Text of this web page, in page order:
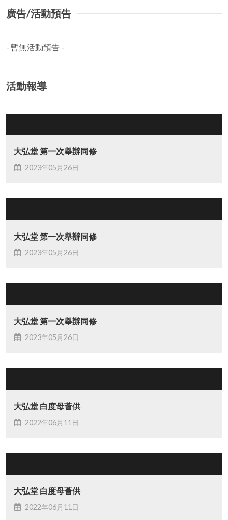
廣告/活動預告
- 暫無活動預告 -
活動報導
大弘堂 第一次舉辦同修
2023年05月26日
大弘堂 第一次舉辦同修
2023年05月26日
大弘堂 第一次舉辦同修
2023年05月26日
大弘堂 白度母薈供
2022年06月11日
大弘堂 白度母薈供
2022年06月11日